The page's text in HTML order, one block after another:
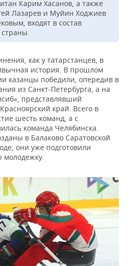
Карим Хасанов, а также
Лазарев и Муйин Ходжиев
входят в состав
как у татарстанцев, в
история. В прошлом
казанцы победили, опередив в
из Санкт-Петербурга, а на
представлявший
край. Всего в
шесть команд, а с
команда Челябинска.
в Балаково Саратовской
они уже подготовили
молодежку.